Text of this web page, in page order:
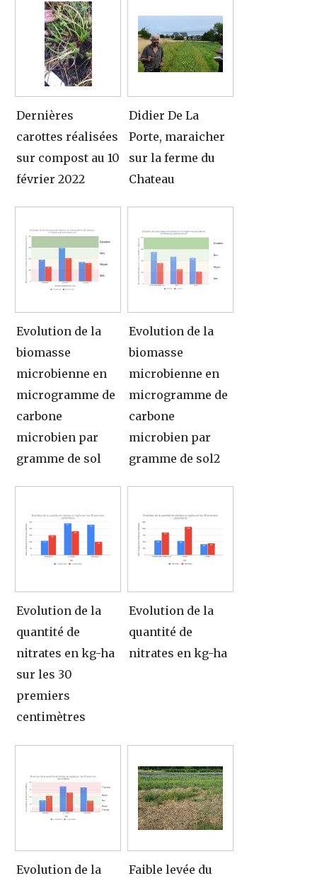
Dernières
carottes réalisées
sur compost au 10
février 2022
Didier De La
Porte, maraicher
sur la ferme du
Chateau
Evolution de la
biomasse
microbienne en
microgramme de
carbone
microbien par
gramme de sol
Evolution de la
biomasse
microbienne en
microgramme de
carbone
microbien par
gramme de sol2
Evolution de la
quantité de
nitrates en kg-ha
sur les 30
premiers
centimètres
Evolution de la
quantité de
nitrates en kg-ha
Evolution de la Faible levée du